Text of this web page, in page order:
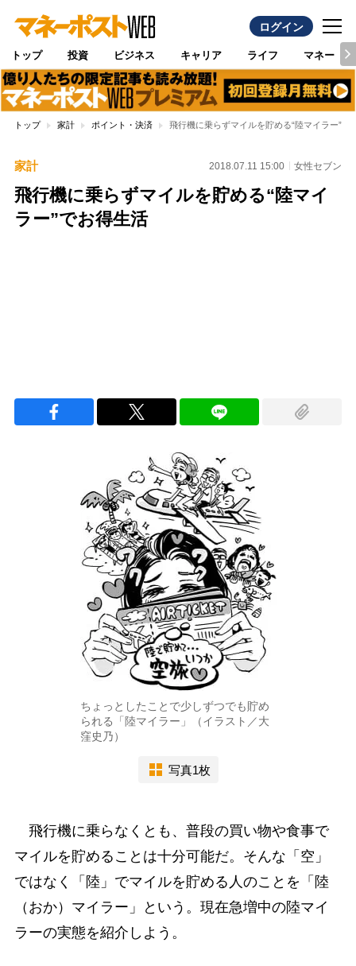
ログイン
トップ 投資 ビジネス キャリア ライフ マネー
トップ 家計 ポイント・決済 飛行機に乗らずマイルを貯める“陸マイラー”で
家計 2018.07.11 15:00 女性セブン
飛行機に乗らずマイルを貯める“陸マイ
ラー”でお得生活
ちょっとしたことで少しずつでも貯め
られる「陸マイラー」（イラスト／大
窪史乃）
写真1枚
飛行機に乗らなくとも、普段の買い物や食事で
マイルを貯めることは十分可能だ。そんな「空」
ではなく「陸」でマイルを貯める人のことを「陸
（おか）マイラー」という。現在急増中の陸マイ
ラーの実態を紹介しよう。